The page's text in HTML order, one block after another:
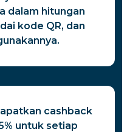
dalam hitungan
kode QR, dan
cashback
untuk setiap